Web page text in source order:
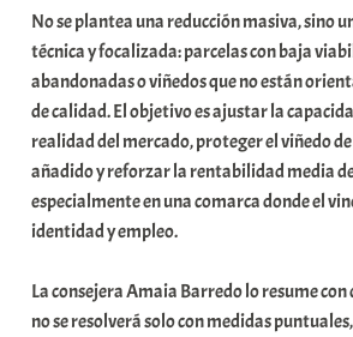
No se plantea una reducción masiva, sino
técnica y focalizada: parcelas con baja
abandonadas o viñedos que no están
de calidad. El objetivo es ajustar la
realidad del mercado, proteger el viñedo
añadido y reforzar la rentabilidad media
especialmente en una comarca donde el
identidad y empleo.
La consejera Amaia Barredo lo resume
no se resolverá solo con medidas